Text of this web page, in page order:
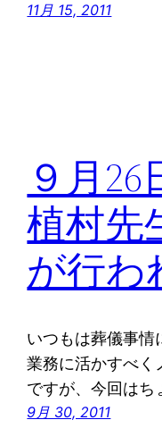
11月 15, 2011
９月
植村先
が行わ
いつもは葬儀事情
業務に活かすべく
ですが、今回は
9月 30, 2011